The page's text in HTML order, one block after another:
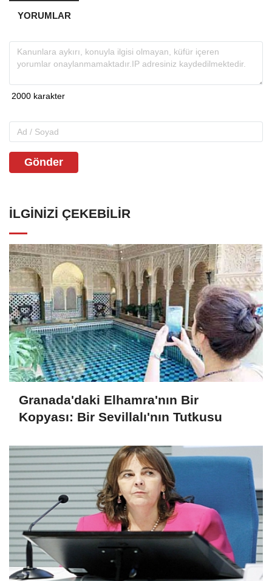
YORUMLAR
Gönder
İLGINIZI ÇEKEBILIR
Granada'daki Elhamra'nın Bir
Kopyası: Bir Sevillalı'nın Tutkusu